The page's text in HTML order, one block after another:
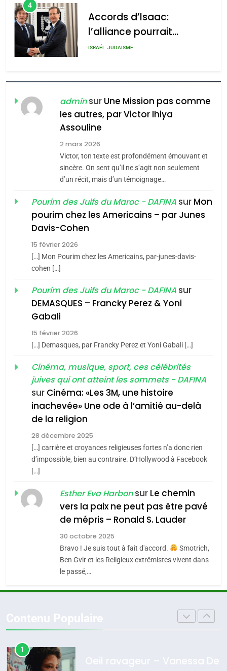
4
Accords d’Isaac:
l’alliance pourrait
s’étendre à 13 pays
ISRAÉL JUDAISME
2025, l’année la plus
meurtrière selon le
rapport d’ADL contre
l’antisémitisme
FRANCE ISRAÉL
FIÈRE, DIGNE ET RÉSILIENTE :
POURQUOI JE REVENDIQUE
MA JUDAÏTE par Thérèse
Zrihen-Dvir
ISRAÉL JUDAISME
CE QUI NOUS MANQUE –
Jacques Hadida
Maroc : Les amandes de
Tafraout, le miel de Tadla
Oeil ravageur – Vanessa
De Loya Stauber
CINEMA ISRAÉL
guerre»: La nouvelle
chanson de Boy George
ISRAÉL JUDAISME
Tout sur la Nostalgie
SOUVENIRS
Accords d’Isaac:
l’alliance pourrait
2025, l’année la plus
adminsur Une Mission pas comme
les autres, par Victor Ihiya
Assouline
2 mars 2026
Victor, ton texte est profondément émouvant et
sincère. On sent qu’il ne s’agit non seulement
d’un récit, mais d’un témoignage…
Pourim des Juifs du Maroc - DAFINA sur Mon
pourim chez les Americains – par Junes
Davis-Cohen
15 février 2026
[…] Mon Pourim chez les Americains, par-junes-davis-
cohen […]
Pourim des Juifs du Maroc - DAFINA sur
DEMASQUES – Francky Perez & Yoni
Gabali
15 février 2026
[…] Demasques, par Francky Perez et Yoni Gabali […]
Cinéma, musique, sport, ces célébrités
juives qui ont atteint les sommets - DAFINA
sur Cinéma: «Les 3M, une histoire
inachevée» Une ode à l’amitié au-delà
de la religion
28 décembre 2025
[…] carrière et croyances religieuses fortes n’a donc rien
d’impossible, bien au contraire. D’Hollywood à Facebook
[…]
Esther Eva Harbonsur Le chemin
vers la paix ne peut pas être pavé
de mépris – Ronald S. Lauder
30 octobre 2025
Bravo ! Je suis tout à fait d'accord.
Smotrich,
Ben Gvir et les Religieux extrêmistes vivent dans
le passé,…
2025, l’année la plus
meurtrière selon le rapport
d’ADL contre
l’antisémitisme
FRANCE
FIÈRE, DIGNE ET RÉSILIENTE :
MA JUDAÏTE par Thérèse
Zrihen-Dvir
ISRAÉL JUDAISME
CE QUI NOUS MANQUE –
Jacques Hadida
JUDAISME
Maroc : Les amandes de
Tafraout, le miel de Tadla
Azilal consacrés produits
1